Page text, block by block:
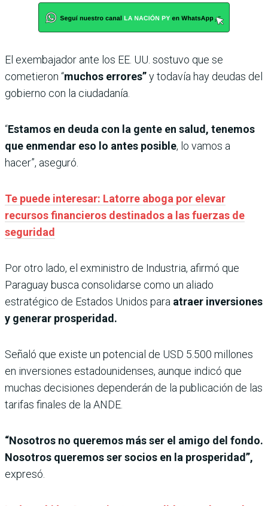
El exembajador ante los EE. UU. sostuvo que se
cometieron “muchos errores”y todavía hay deudas del
gobierno con la ciudadanía.
“Estamos en deuda con la gente en salud, tenemos
que enmendar eso lo antes posible, lo vamos a
hacer”, aseguró.
Te puede interesar: Latorre aboga por elevar
recursos financieros destinados a las fuerzas de
seguridad
Por otro lado, el exministro de Industria, afirmó que
Paraguay busca consolidarse como un aliado
estratégico de Estados Unidos para atraer inversiones
y generar prosperidad.
Señaló que existe un potencial de USD 5.500 millones
en inversiones estadounidenses, aunque indicó que
muchas decisiones dependerán de la publicación de las
tarifas finales de la ANDE.
“Nosotros no queremos más ser el amigo del fondo.
Nosotros queremos ser socios en la prosperidad”,
expresó.